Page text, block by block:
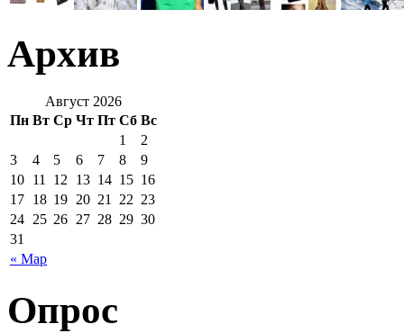
Архив
Август 2026
Пн Вт Ср Чт Пт Сб Вс
« Мар
1
2
3
4 5 6 7 8
9
10 11 12 13 14 15 16
17 18 19 20 21 22 23
24 25 26 27 28 29 30
31
Опрос